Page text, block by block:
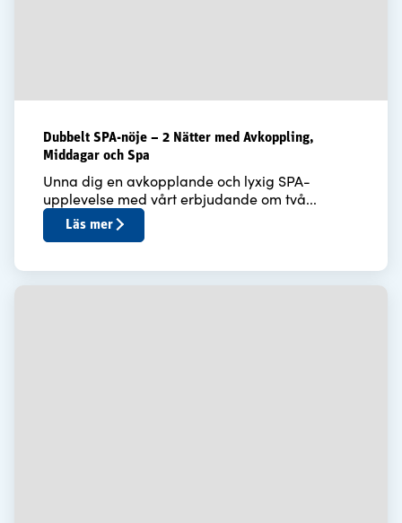
Dubbelt SPA-nöje – 2 Nätter med Avkoppling,
Middagar och Spa
Unna dig en avkopplande och lyxig SPA-
upplevelse med vårt erbjudande om två...
Läs mer